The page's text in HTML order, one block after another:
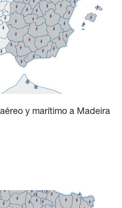
y marítimo a Madeira